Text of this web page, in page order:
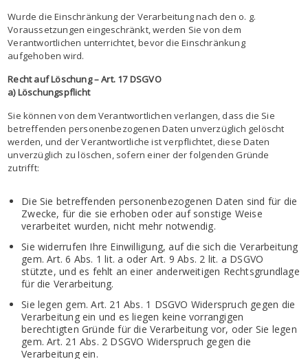
Wurde die Einschränkung der Verarbeitung nach den o. g.
Voraussetzungen eingeschränkt, werden Sie von dem
Verantwortlichen unterrichtet, bevor die Einschränkung
aufgehoben wird.
Recht auf Löschung – Art. 17 DSGVO
a) Löschungspflicht
Sie können von dem Verantwortlichen verlangen, dass die Sie
betreffenden personenbezogenen Daten unverzüglich gelöscht
werden, und der Verantwortliche ist verpflichtet, diese Daten
unverzüglich zu löschen, sofern einer der folgenden Gründe
zutrifft:
Die Sie betreffenden personenbezogenen Daten sind für die
Zwecke, für die sie erhoben oder auf sonstige Weise
verarbeitet wurden, nicht mehr notwendig.
Sie widerrufen Ihre Einwilligung, auf die sich die Verarbeitung
gem. Art. 6 Abs. 1 lit. a oder Art. 9 Abs. 2 lit. a DSGVO
stützte, und es fehlt an einer anderweitigen Rechtsgrundlage
für die Verarbeitung.
Sie legen gem. Art. 21 Abs. 1 DSGVO Widerspruch gegen die
Verarbeitung ein und es liegen keine vorrangigen
berechtigten Gründe für die Verarbeitung vor, oder Sie legen
gem. Art. 21 Abs. 2 DSGVO Widerspruch gegen die
Verarbeitung ein.